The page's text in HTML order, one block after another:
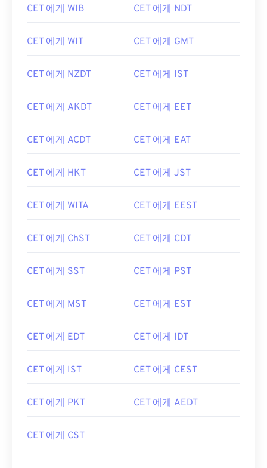
CET 에게 WIB CET 에게 NDT
CET 에게 WIT CET 에게 GMT
CET 에게 NZDT CET 에게 IST
CET 에게 AKDT CET 에게 EET
CET 에게 ACDT CET 에게 EAT
CET 에게 HKT CET 에게 JST
CET 에게 WITA CET 에게 EEST
CET 에게 ChST CET 에게 CDT
CET 에게 SST CET 에게 PST
CET 에게 MST CET 에게 EST
CET 에게 EDT CET 에게 IDT
CET 에게 IST CET 에게 CEST
CET 에게 PKT CET 에게 AEDT
CET 에게 CST